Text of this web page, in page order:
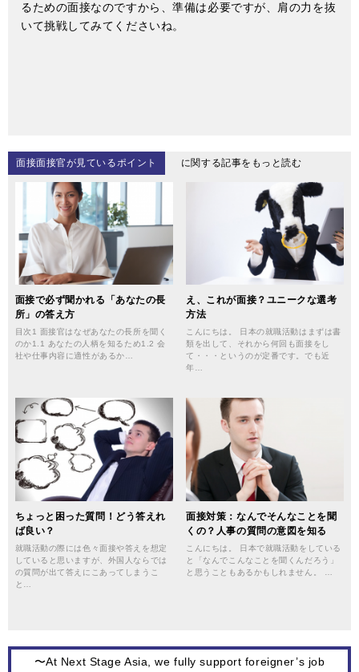
るための面接なのですから、準備は必要ですが、肩の力を抜
いて挑戦してみてくださいね。
面接面接官が見ているポイント に関する記事をもっと読む
面接で必ず聞かれる「あなたの長
所」の答え方
目次1 面接官はなぜあなたの長所を聞く
のか1.1 あなたの人柄を知るため1.2 会
社や仕事内容に適性があるか…
え、これが面接？ユニークな選考
方法
こんにちは。 日本の就職活動はまずは書
類を出して、それから何回も面接をし
て・・・というのが定番です。でも近
年…
ちょっと困った質問！どう答えれ
ば良い？
就職活動の際には色々面接や答えを想定
していると思いますが、外国人ならでは
の質問が出て答えにこあってしまうこ
と…
面接対策：なんでそんなことを聞
くの？人事の質問の意図を知る
こんにちは。 日本で就職活動をしている
と「なんでこんなことを聞くんだろう」
と思うこともあるかもしれません。 …
〜At Next Stage Asia, we fully support foreigner’s job